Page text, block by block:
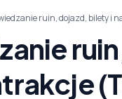
ruin, dojazd, bilety i